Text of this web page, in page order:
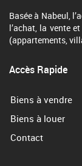
Basée à Nabeul,
l’achat, la vente
(appartements,
Accès Rapide
Biens à vendre
Biens à louer
Contact